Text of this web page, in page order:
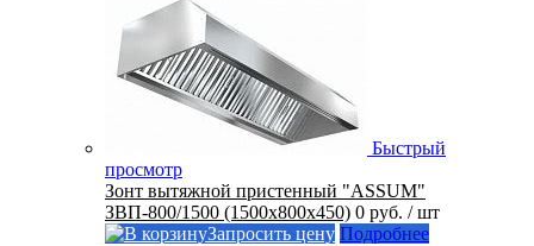
Быстрый
просмотр
Зонт вытяжной пристенный "ASSUM"
ЗВП-800/1500 (1500х800х450) 0 руб. / шт
Запросить цену Подробнее